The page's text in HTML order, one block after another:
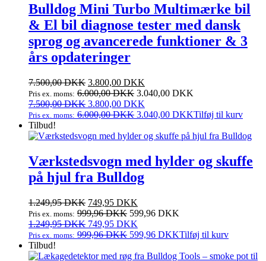
Bulldog Mini Turbo Multimærke bil
& El bil diagnose tester med dansk
sprog og avancerede funktioner & 3
års opdateringer
7.500,00DKK Den
oprindelige
pris
var:
3.800,00 DKK
aktuelle
er:
Pris ex. moms: 6.000,00DKK 3.040,00 DKK
7.500,00DKK Den
oprindelige
var:
3.800,00 DKK
aktuelle
er:
Pris ex. moms: 6.000,00DKK 3.040,00 DKKTilføj til kurv
Tilbud!
Værkstedsvogn med hylder og skuffe
på hjul fra Bulldog
1.249,95DKK Den
oprindelige
pris
var:
749,95 DKK
aktuelle
er:
Pris ex. moms: 999,96DKK 599,96 DKK
1.249,95DKK Den
oprindelige
var:
749,95 DKK
aktuelle
er:
Pris ex. moms: 999,96DKK 599,96 DKKTilføj til kurv
Tilbud!